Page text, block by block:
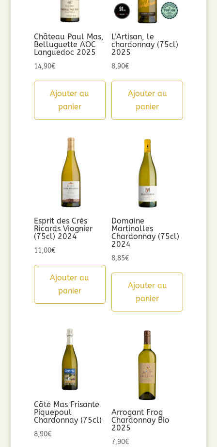
Château Paul Mas,
Belluguette AOC
Languedoc 2025
14,90€
Ajouter au
panier
L’Artisan, le
chardonnay (75cl)
2025
8,90€
Ajouter au
panier
Esprit des Crès
Ricards Viognier
(75cl) 2024
11,00€
Ajouter au
panier
Domaine
Martinolles
Chardonnay (75cl)
2024
8,85€
Ajouter au
panier
Côté Mas Frisante
Piquepoul
Chardonnay (75cl)
8,90€
Arrogant Frog
Chardonnay Bio
2025
7,90€